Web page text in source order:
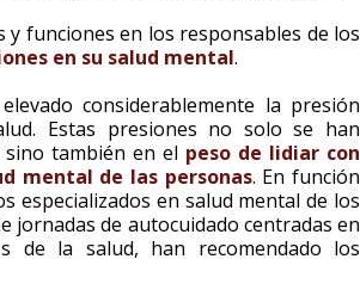
funciones en los responsables de los
en su salud mental.
considerablemente la presión
Estas presiones no solo se han
también en el peso de lidiar con
mental de las personas. En función
especializados en salud mental de los
jornadas de autocuidado centradas en
de la salud, han recomendado los